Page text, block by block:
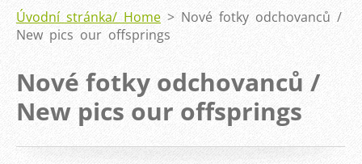
Úvodní stránka/ Home > Nové fotky odchovanců /
New pics our offsprings
Nové fotky odchovanců /
New pics our offsprings